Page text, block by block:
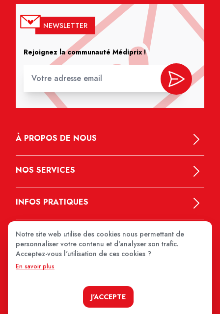
NEWSLETTER
Rejoignez la communauté Médiprix !
À PROPOS DE NOUS
NOS SERVICES
INFOS PRATIQUES
Notre site web utilise des cookies nous permettant de
personnaliser votre contenu et d'analyser son trafic.
Acceptez-vous l'utilisation de ces cookies ?
En savoir plus
J'ACCEPTE